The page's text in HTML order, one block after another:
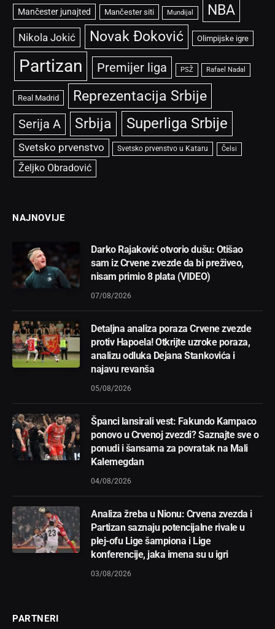
Mančester junajted Mančester siti Mundijal NBA
Nikola Jokić Novak Đoković Olimpijske igre
Partizan Premijer liga PSŽ Rafael Nadal
Real Madrid Reprezentacija Srbije
Serija A Srbija Superliga Srbije
Svetsko prvenstvo Svetsko prvenstvo u Kataru Čelsi
Željko Obradović
NAJNOVIJE
Darko Rajaković otvorio dušu: Otišao
sam iz Crvene zvezde da bi preživeo,
nisam primio 8 plata (VIDEO)
07/08/2026
Detaljna analiza poraza Crvene zvezde
protiv Hapoela! Otkrijte uzroke poraza,
analizu odluka Dejana Stankovića i
najavu revanša
05/08/2026
Španci lansirali vest: Fakundo Kampaco
ponovo u Crvenoj zvezdi? Saznajte sve o
ponudi i šansama za povratak na Mali
Kalemegdan
04/08/2026
Analiza žreba u Nionu: Crvena zvezda i
Partizan saznaju potencijalne rivale u
plej-ofu Lige šampiona i Lige
konferencije, jaka imena su u igri
03/08/2026
PARTNERI